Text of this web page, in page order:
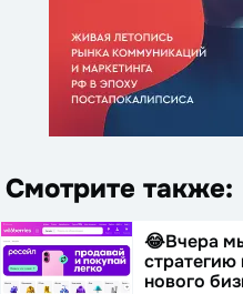
Смотрите также:
😂Вчера
стратегию
нового